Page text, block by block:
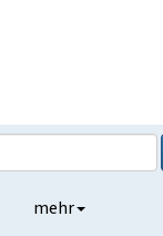
mehr